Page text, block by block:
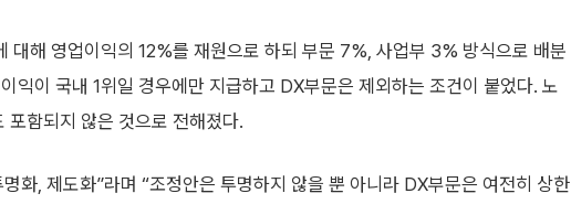
대해 영업이익의 12%를 재원으로 하되 부문 7%, 사업부 3% 방식으로 배분
익이 국내 1위일 경우에만 지급하고 DX부문은 제외하는 조건이 붙었다. 노
함되지 않은 것으로 전해졌다.
화, 제도화”라며 “조정안은 투명하지 않을 뿐 아니라 DX부문은 여전히 상한